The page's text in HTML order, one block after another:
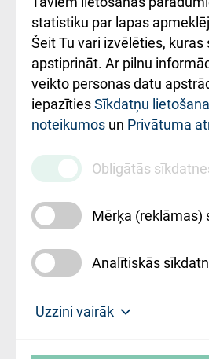
ceļvedis
Rekvizīti un
ārstniecības
iestādes kods
010000234
Maksas
pakalpojumu
cenrādis
statistiku par lapas
Šeit Tu vari izvēlēties, kuras
apstiprināt. Ar pilnu
veikto personas datu
iepazītiesSīkdatņu
noteikumos un Privātuma
Obligātās
Mērķa (reklāmas)
Analītiskās
Uzzini vairāk